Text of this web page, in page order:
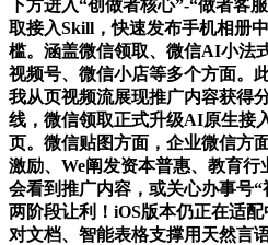
下方进入“创做者核心”-“做者客
取接入Skill，快速发布手机相册
槛。涵盖微信领取、微信AI小法
视频号、微信小店等多个方面。
我从页视频流展现推广内容获得
线，微信领取正式升级AI原生接
页。微信贴图方面，企业微信方
激励、We阐发资本普惠、教育
会看到推广内容，或关心办事号
两阶段让利！iOS版本仍正在适
对文档、智能表格支撑用天然言